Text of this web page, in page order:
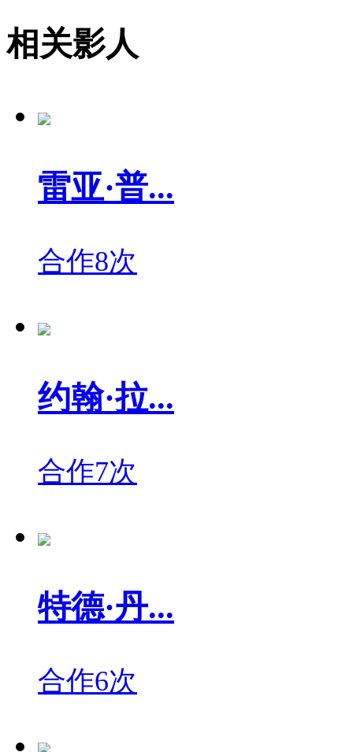
相关影人
雷亚·普...
合作8次
约翰·拉...
合作7次
特德·丹...
合作6次